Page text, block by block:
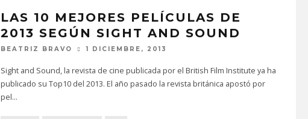
LAS 10 MEJORES PELÍCULAS DE
2013 SEGÚN SIGHT AND SOUND
BEATRIZ BRAVO 1 DICIEMBRE, 2013
Sight and Sound, la revista de cine publicada por el British Film Institute ya ha
publicado su Top10 del 2013. El año pasado la revista británica apostó por
pel...